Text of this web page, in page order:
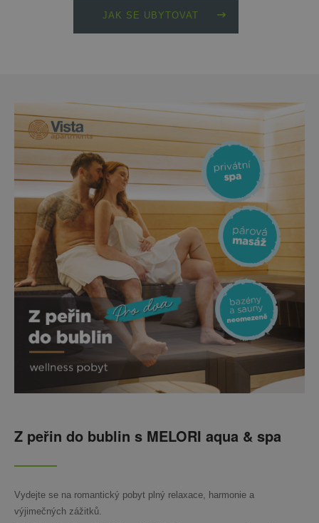
JAK SE UBYTOVAT
Z peřin do bublin s MELORI aqua & spa
Vydejte se na romantický pobyt plný relaxace, harmonie a
výjimečných zážitků.